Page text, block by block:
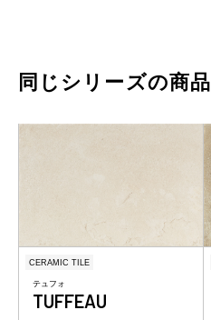
同じシリーズの商品
CERAMIC TILE
テュフォ
TUFFEAU